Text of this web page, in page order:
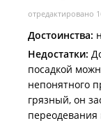
отредактировано
Достоинства:
Недостатки:
посадкой
непонятного
грязный, он
переодевания